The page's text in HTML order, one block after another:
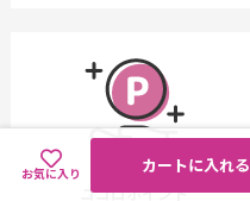
カートに入れる
お気に入り
ココロポイント